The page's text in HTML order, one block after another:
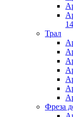
Трал
Фреза